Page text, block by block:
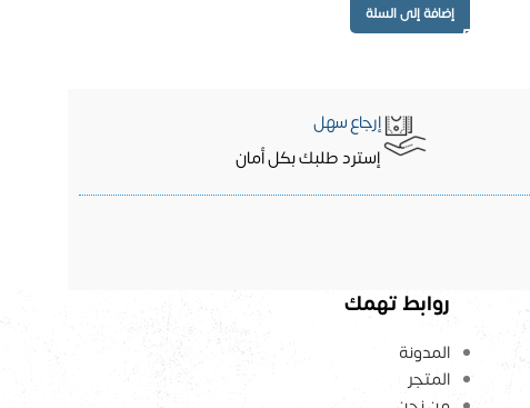
إضافة إلى السلة
إرجاع سهل
إسترد طلبك بكل أمان
روابط تهمك
المدونة
المتجر